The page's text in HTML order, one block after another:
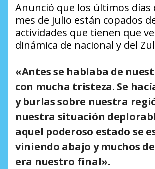
Anunció que los últimos días
mes de julio están copados
actividades que tienen que
dinámica de nacional y del
«Antes se hablaba de
con mucha tristeza. Se
y burlas sobre nuestra
nuestra situación
aquel poderoso estado se
viniendo abajo y muchos
era nuestro final».